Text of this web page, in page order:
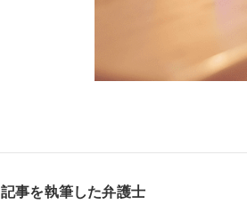
記事を執筆した弁護士